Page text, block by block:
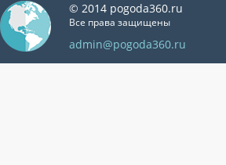
© 2014 pogoda360.ru
Все права защищены
admin@pogoda360.ru